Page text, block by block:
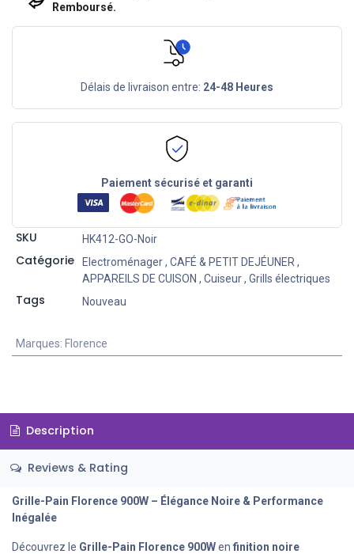
Remboursé.
Délais de livraison entre: 24-48 Heures
Paiement sécurisé et garanti
SKU HK412-GO-Noir
Catégorie Electroménager, CAFÉ & PETIT DEJÉUNER ,
APPAREILS DE CUISON , Cuiseur, Grills électriques
Tags Nouveau
Marques: Florence
Description
Reviews & Rating
Grille-Pain Florence 900W – Élégance Noire & Performance
Inégalée
Découvrez le Grille-Pain Florence 900Wen finition noire